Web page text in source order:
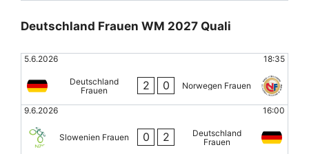
Deutschland Frauen WM 2027 Quali
5.6.2026 18:35
Deutschland
Frauen
2 0 Norwegen Frauen
9.6.2026 16:00
Slowenien Frauen 0 2
Deutschland
Frauen